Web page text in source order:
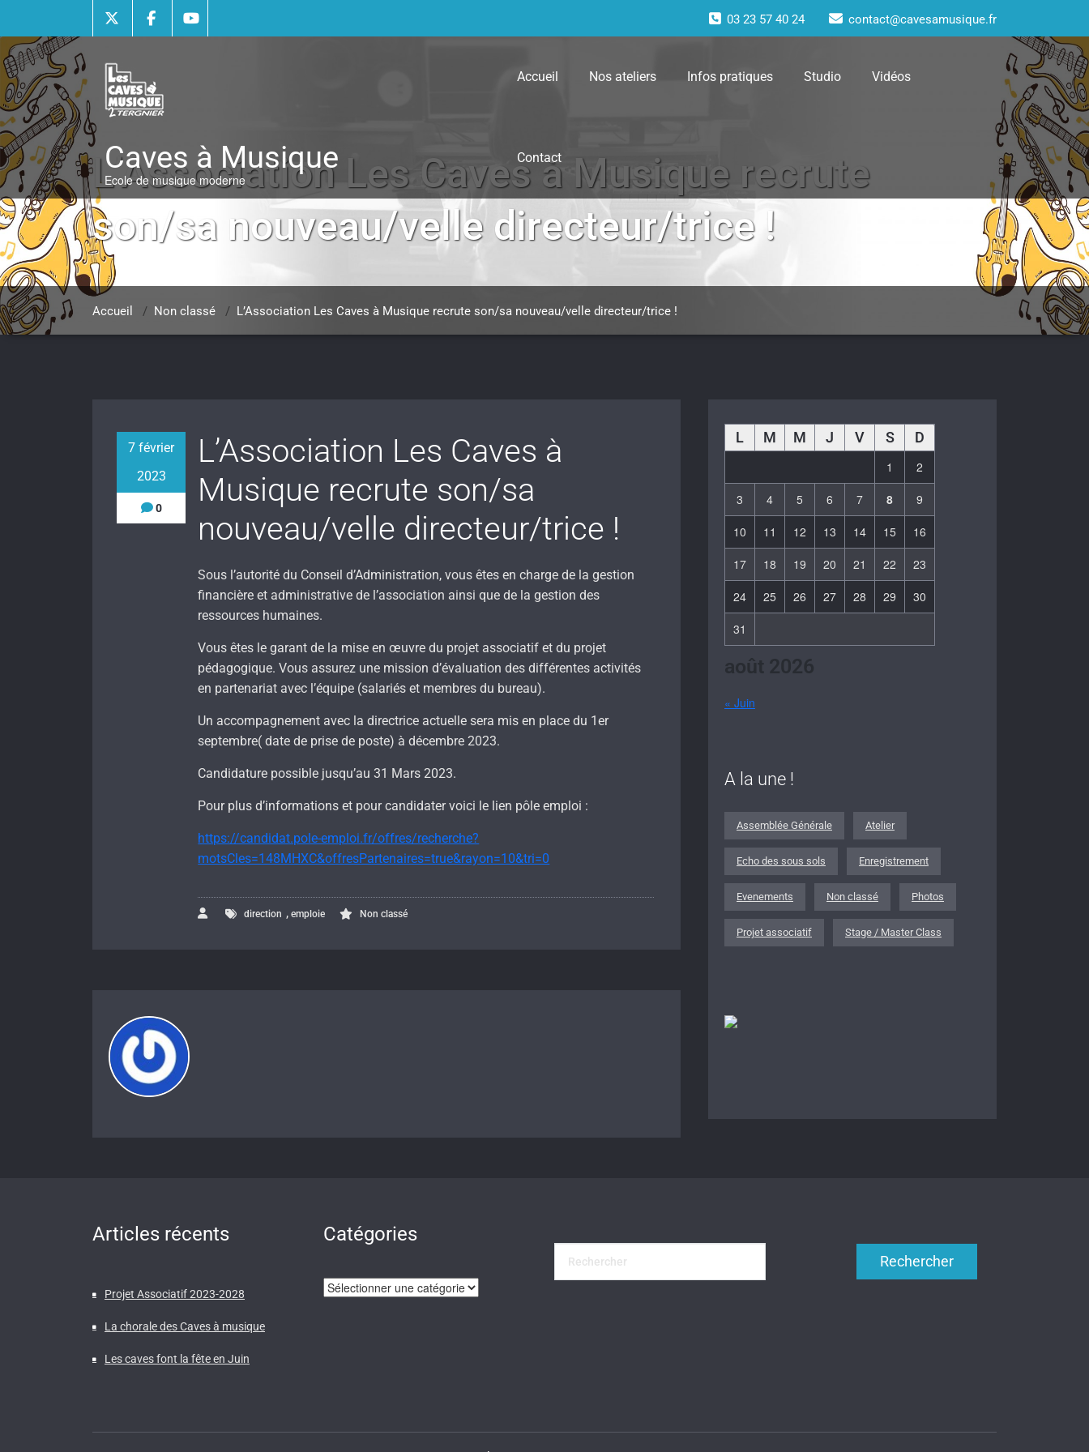
content
03 23 57 40 24 contact@cavesamusique.fr
Caves à Musique
Ecole de musique moderne
Accueil Nos ateliers Infos pratiques Studio Vidéos
Contact
L’Association Les Caves à Musique recrute
son/sa nouveau/velle directeur/trice !
Accueil / Non classé / L’Association Les Caves à Musique recrute son/sa nouveau/velle directeur/trice !
7 février
2023
0
L’Association Les Caves à
Musique recrute son/sa
nouveau/velle directeur/trice !
Sous l’autorité du Conseil d’Administration, vous êtes en charge de la gestion
financière et administrative de l’association ainsi que de la gestion des
ressources humaines.
Vous êtes le garant de la mise en œuvre du projet associatif et du projet
pédagogique. Vous assurez une mission d’évaluation des différentes activités
en partenariat avec l’équipe (salariés et membres du bureau).
Un accompagnement avec la directrice actuelle sera mis en place du 1er
septembre( date de prise de poste) à décembre 2023.
Candidature possible jusqu’au 31 Mars 2023.
Pour plus d’informations et pour candidater voici le lien pôle emploi :
https://candidat.pole-emploi.fr/offres/recherche?
motsCles=148MHXC&offresPartenaires=true&rayon=10&tri=0
direction ,emploie Non classé
août 2026
L M M J V S D
1
2
3
4 5 6 7 8
9
10
11 12 13 14 15
16
17
18 19 20 21 22
23
24
25 26 27 28 29
30
31
« Juin
A la une !
Assemblée Générale Atelier
Echo des sous sols Enregistrement
Evenements Non classé Photos
Projet associatif Stage / Master Class
Articles récents
Projet Associatif 2023-2028
La chorale des Caves à musique
Les caves font la fête en Juin
Catégories
Catégories